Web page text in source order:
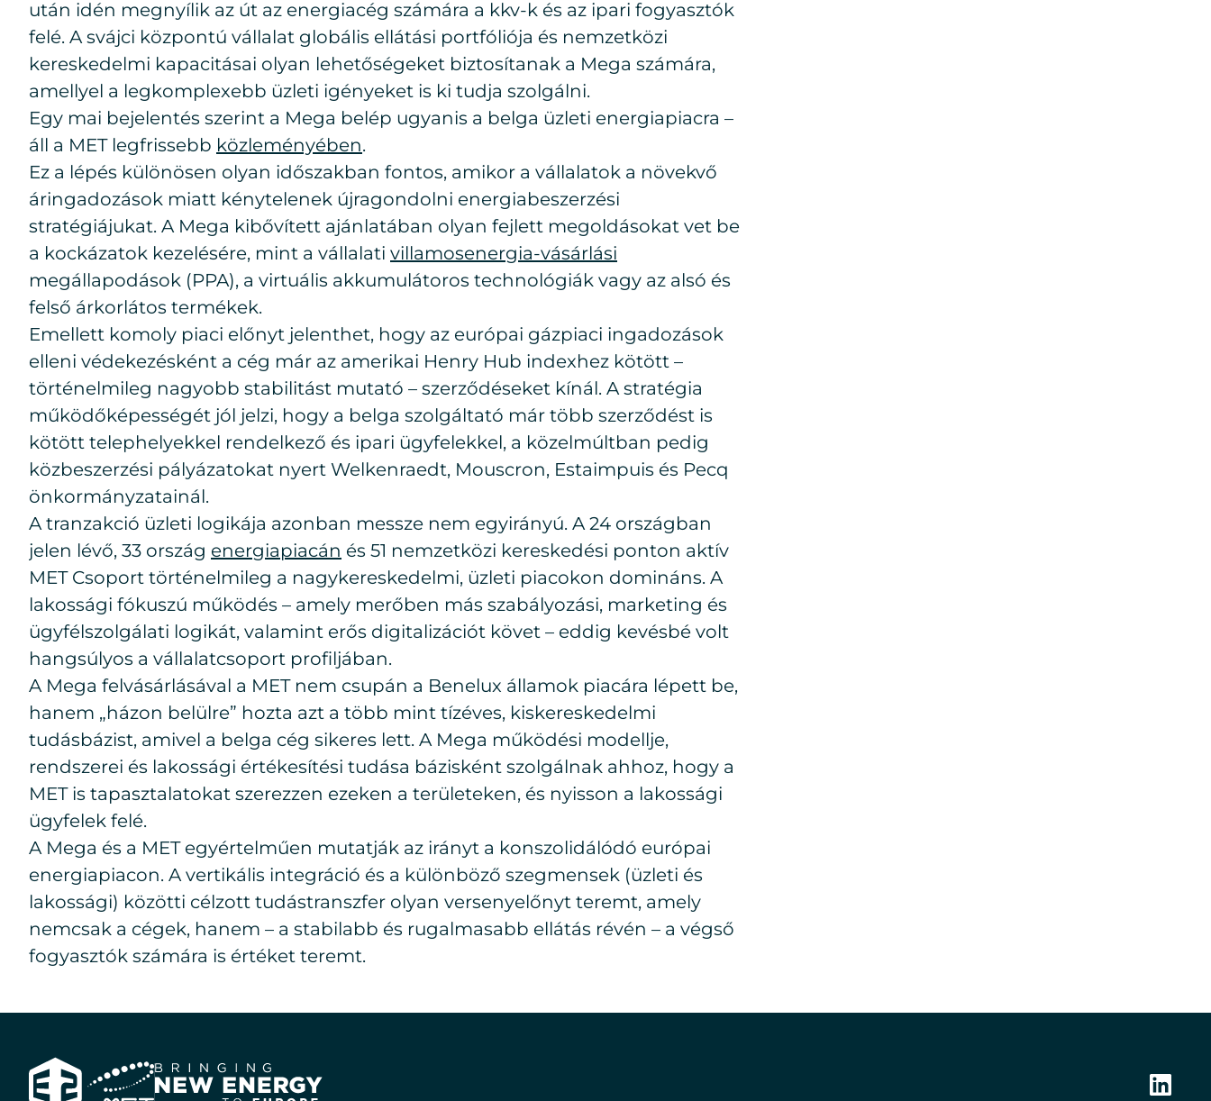
után idén megnyílik az út az energiacég számára a kkv-k és az ipari fogyasztók
felé. A svájci központú vállalat globális ellátási portfóliója és nemzetközi
kereskedelmi kapacitásai olyan lehetőségeket biztosítanak a Mega számára,
amellyel a legkomplexebb üzleti igényeket is ki tudja szolgálni.
Egy mai bejelentés szerint a Mega belép ugyanis a belga üzleti energiapiacra –
áll a MET legfrissebb közleményében.
Ez a lépés különösen olyan időszakban fontos, amikor a vállalatok a növekvő
áringadozások miatt kénytelenek újragondolni energiabeszerzési
stratégiájukat. A Mega kibővített ajánlatában olyan fejlett megoldásokat vet be
a kockázatok kezelésére, mint a vállalati villamosenergia-vásárlási
megállapodások (PPA), a virtuális akkumulátoros technológiák vagy az alsó és
felső árkorlátos termékek.
Emellett komoly piaci előnyt jelenthet, hogy az európai gázpiaci ingadozások
elleni védekezésként a cég már az amerikai Henry Hub indexhez kötött –
történelmileg nagyobb stabilitást mutató – szerződéseket kínál. A stratégia
működőképességét jól jelzi, hogy a belga szolgáltató már több szerződést is
kötött telephelyekkel rendelkező és ipari ügyfelekkel, a közelmúltban pedig
közbeszerzési pályázatokat nyert Welkenraedt, Mouscron, Estaimpuis és Pecq
önkormányzatainál.
A tranzakció üzleti logikája azonban messze nem egyirányú. A 24 országban
jelen lévő, 33 ország energiapiacán és 51 nemzetközi kereskedési ponton aktív
MET Csoport történelmileg a nagykereskedelmi, üzleti piacokon domináns. A
lakossági fókuszú működés – amely merőben más szabályozási, marketing és
ügyfélszolgálati logikát, valamint erős digitalizációt követ – eddig kevésbé volt
hangsúlyos a vállalatcsoport profiljában.
A Mega felvásárlásával a MET nem csupán a Benelux államok piacára lépett be,
hanem „házon belülre” hozta azt a több mint tízéves, kiskereskedelmi
tudásbázist, amivel a belga cég sikeres lett. A Mega működési modellje,
rendszerei és lakossági értékesítési tudása bázisként szolgálnak ahhoz, hogy a
MET is tapasztalatokat szerezzen ezeken a területeken, és nyisson a lakossági
ügyfelek felé.
A Mega és a MET egyértelműen mutatják az irányt a konszolidálódó európai
energiapiacon. A vertikális integráció és a különböző szegmensek (üzleti és
lakossági) közötti célzott tudástranszfer olyan versenyelőnyt teremt, amely
nemcsak a cégek, hanem – a stabilabb és rugalmasabb ellátás révén – a végső
fogyasztók számára is értéket teremt.